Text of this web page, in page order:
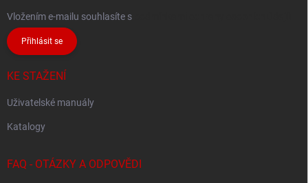
Vložením e-mailu souhlasíte s
Přihlásit se
KE STAŽENÍ
Uživatelské manuály
Katalogy
FAQ - OTÁZKY A ODPOVĚDI